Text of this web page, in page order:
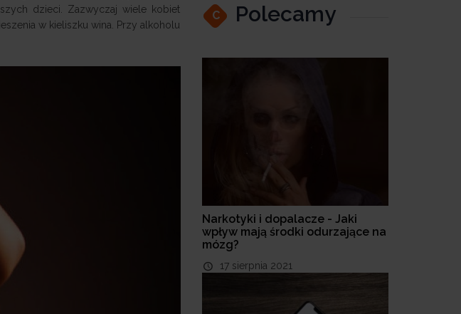
dzieci. Zazwyczaj wiele kobiet
w kieliszku wina. Przy alkoholu
C Polecamy
Narkotyki i dopalacze - Jaki
wpływ mają środki odurzające na
mózg?
17 sierpnia 2021